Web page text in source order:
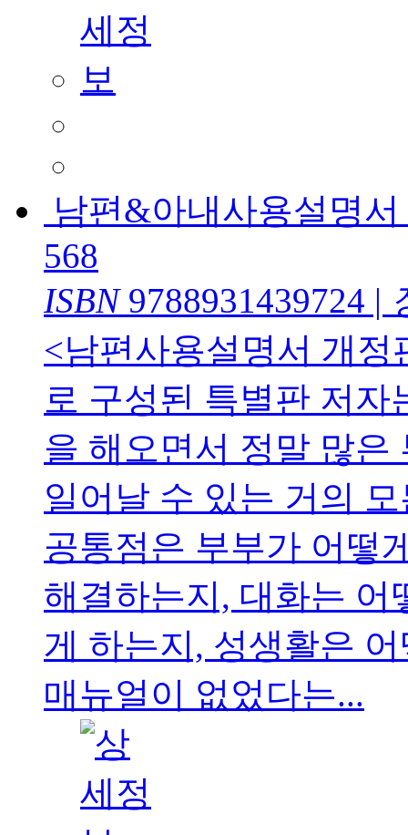
남편&아내사용설명서
568
ISBN9788931439724 |
<남편사용설명서 개정
로 구성된 특별판 저자
을 해오면서 정말 많은
일어날 수 있는 거의
공통점은 부부가 어떻
해결하는지, 대화는 어
게 하는지, 성생활은
매뉴얼이 없었다는...